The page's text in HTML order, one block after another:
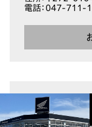
電話：047-711-